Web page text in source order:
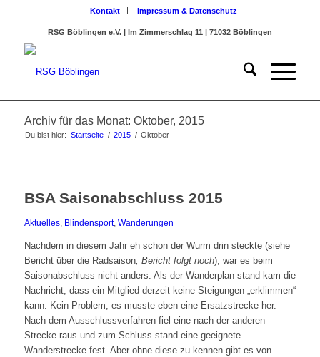
Kontakt Impressum & Datenschutz
RSG Böblingen e.V. | Im Zimmerschlag 11 | 71032 Böblingen
Archiv für das Monat: Oktober, 2015
Du bist hier: Startseite / 2015 / Oktober
BSA Saisonabschluss 2015
Aktuelles, Blindensport, Wanderungen
Nachdem in diesem Jahr eh schon der Wurm drin steckte (siehe
Bericht über die Radsaison, Bericht folgt noch), war es beim
Saisonabschluss nicht anders. Als der Wanderplan stand kam die
Nachricht, dass ein Mitglied derzeit keine Steigungen „erklimmen“
kann. Kein Problem, es musste eben eine Ersatzstrecke her.
Nach dem Ausschlussverfahren fiel eine nach der anderen
Strecke raus und zum Schluss stand eine geeignete
Wanderstrecke fest. Aber ohne diese zu kennen gibt es von